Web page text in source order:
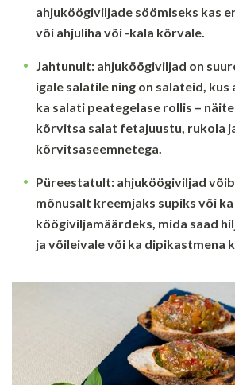
ahjuköögiviljade söömiseks kas
või ahjuliha või -kala kõrvale.
Jahtunult: ahjuköögiviljad on
igale salatile ning on salateid,
ka salati peategelase rollis –
kõrvitsa salat fetajuustu, rukola
kõrvitsaseemnetega.
Püreestatult: ahjuköögiviljad
mõnusalt kreemjaks supiks või ka
köögiviljamäärdeks, mida saad
ja võileivale või ka dipikastmena